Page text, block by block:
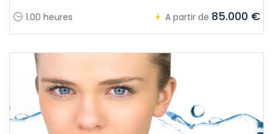
1.00 heures A partir de 85.000 €